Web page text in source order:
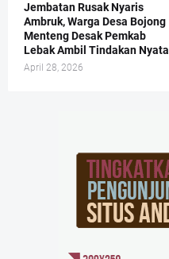
Jembatan Rusak Nyaris
Ambruk, Warga Desa Bojong
Menteng Desak Pemkab
Lebak Ambil Tindakan Nyata
April 28, 2026